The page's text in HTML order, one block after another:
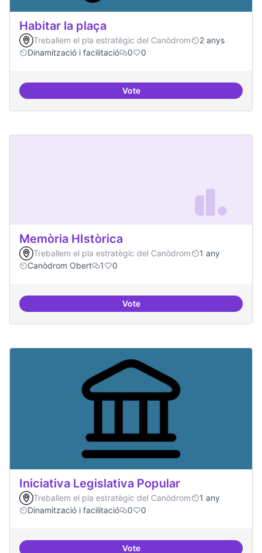
Habitar la plaça
Treballem el pla estratègic del Canòdrom
2 anys
Dinamització i facilitació
0 0
VoteHabitar la plaça
Memòria HIstòrica
Treballem el pla estratègic del Canòdrom
1 any
Canòdrom Obert
1 0
VoteMemòria HIstòrica
Iniciativa Legislativa Popular
Treballem el pla estratègic del Canòdrom
1 any
Dinamització i facilitació
0 0
Vote